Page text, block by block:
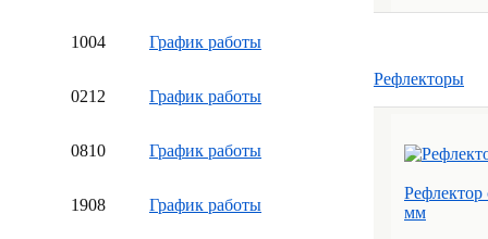
1004 График работы
0212 График работы
0810 График работы
1908 График работы
Рефлекторы
Рефлектор
мм